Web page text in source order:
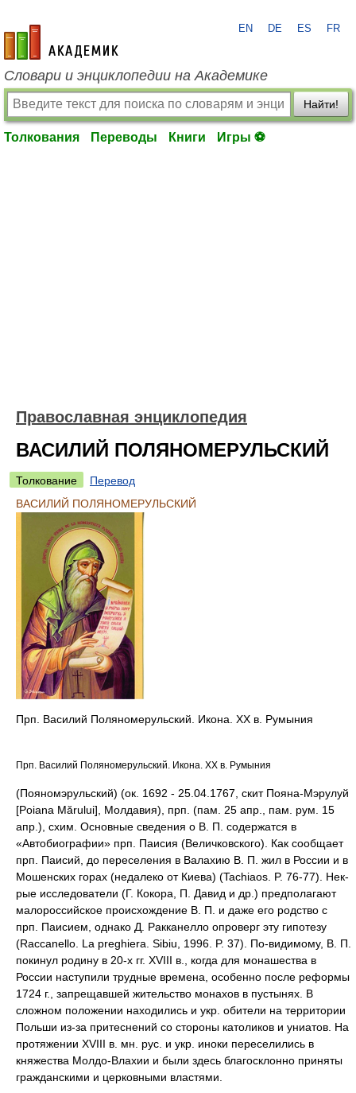
academic.ru
EN DE ES FR
Словари и энциклопедии на Академике
Найти!
Толкования Переводы Книги Игры ⚽
Православная энциклопедия
ВАСИЛИЙ ПОЛЯНОМЕРУЛЬСКИЙ
Толкование
Перевод
ВАСИЛИЙ ПОЛЯНОМЕРУЛЬСКИЙ
Прп. Василий Поляномерульский. Икона. XX в. Румыния
Прп. Василий Поляномерульский. Икона. XX в. Румыния
(Пояномэрульский) (ок. 1692 - 25.04.1767, скит Пояна-Мэрулуй
[Poiana Mărului], Молдавия), прп. (пам. 25 апр., пам. рум. 15
апр.), схим. Основные сведения о В. П. содержатся в
«Автобиографии» прп. Паисия (Величковского). Как сообщает
прп. Паисий, до переселения в Валахию В. П. жил в России и в
Мошенских горах (недалеко от Киева) (Tachiaos. P. 76-77). Нек-
рые исследователи (Г. Кокора, П. Давид и др.) предполагают
малороссийское происхождение В. П. и даже его родство с
прп. Паисием, однако Д. Ракканелло опроверг эту гипотезу
(Raccanello. La preghiera. Sibiu, 1996. P. 37). По-видимому, В. П.
покинул родину в 20-х гг. XVIII в., когда для монашества в
России наступили трудные времена, особенно после реформы
1724 г., запрещавшей жительство монахов в пустынях. В
сложном положении находились и укр. обители на территории
Польши из-за притеснений со стороны католиков и униатов. На
протяжении XVIII в. мн. рус. и укр. иноки переселились в
княжества Молдо-Влахии и были здесь благосклонно приняты
гражданскими и церковными властями.